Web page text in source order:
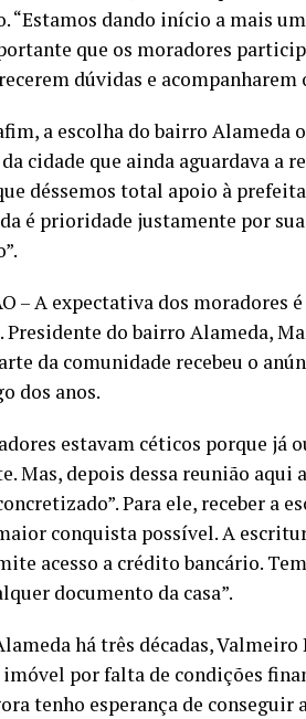
“Estamos dando início a mais
que os moradores
dúvidas e
a escolha do bairro Alameda
cidade que ainda aguardava a
déssemos total apoio à
é prioridade justamente por
– A expectativa dos moradores
Presidente do bairro Alameda,
da comunidade recebeu o
dos anos.
estavam céticos porque já
Mas, depois dessa reunião
Para ele, receber a
conquista possível. A
acesso a crédito bancário.
documento da casa”.
há três décadas,
por falta de condições
tenho esperança de